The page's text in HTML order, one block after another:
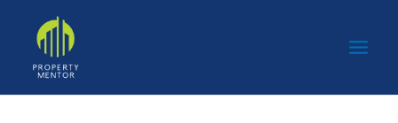
content